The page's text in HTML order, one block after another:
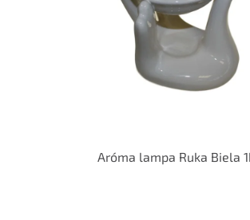
Aróma lampa Ruka Biela